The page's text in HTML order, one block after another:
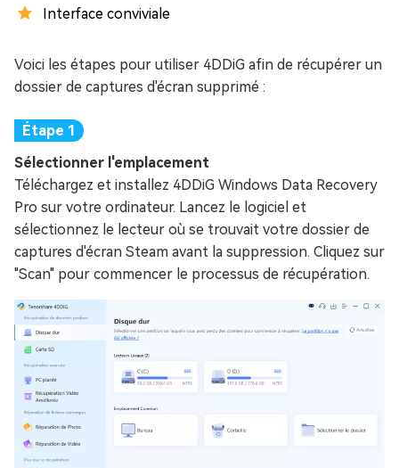
Interface conviviale
Voici les étapes pour utiliser 4DDiG afin de récupérer un
dossier de captures d'écran supprimé :
Sélectionner l'emplacement
Téléchargez et installez 4DDiG Windows Data Recovery
Pro sur votre ordinateur. Lancez le logiciel et
sélectionnez le lecteur où se trouvait votre dossier de
captures d'écran Steam avant la suppression. Cliquez sur
"Scan" pour commencer le processus de récupération.